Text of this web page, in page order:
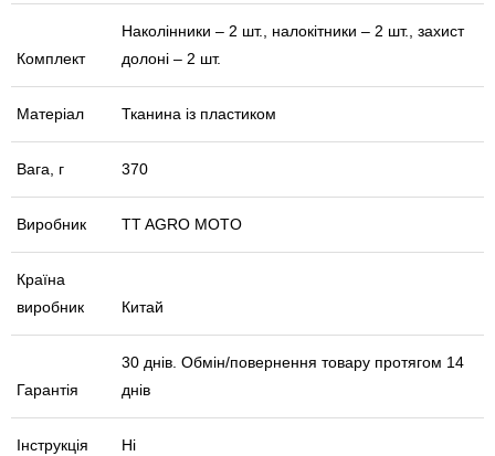
Комплект
Наколінники – 2 шт., налокітники – 2 шт., захист
долоні – 2 шт.
Матеріал Тканина із пластиком
Вага, г 370
Виробник TT AGRO MOTO
Країна
виробник
Китай
Гарантія
30 днів. Обмін/повернення товару протягом 14
днів
Інструкція Ні